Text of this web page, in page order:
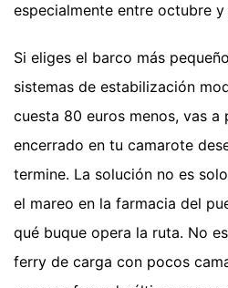
especialmente entre octubre y
Si eliges el barco más
sistemas de estabilización
cuesta 80 euros menos, vas a
encerrado en tu camarote
termine. La solución no es
el mareo en la farmacia del
qué buque opera la ruta. No
ferry de carga con pocos